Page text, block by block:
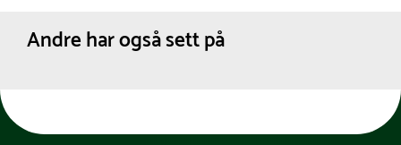
forventet leveringstid.
Grønn
Dimensjoner: Lengde :
Andre har også sett på